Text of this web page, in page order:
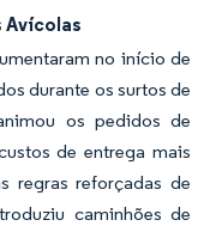
no início de
durante os surtos de
os pedidos de
de entrega mais
regras reforçadas de
caminhões de